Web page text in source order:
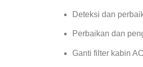
Deteksi dan
Perbaikan dan
Ganti filter kabin AC